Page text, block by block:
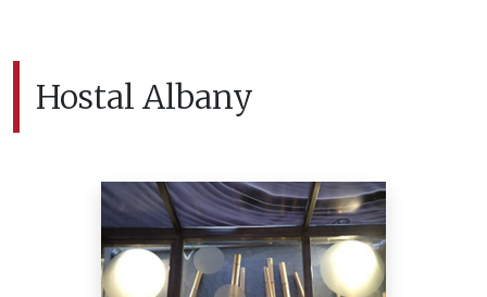
Hostal Albany